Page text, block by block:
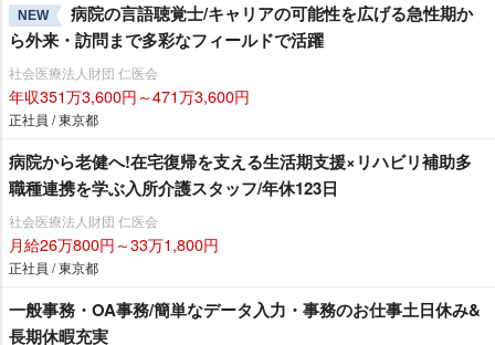
NEW
病院の言語聴覚士/キャリアの可能性を広げる急性期か
ら外来・訪問まで多彩なフィールドで活躍
社会医療法人財団 仁医会
年収351万3,600円～471万3,600円
正社員 / 東京都
病院から老健へ!在宅復帰を支える生活期支援×リハビリ補助多
職種連携を学ぶ入所介護スタッフ/年休123日
社会医療法人財団 仁医会
月給26万800円～33万1,800円
正社員 / 東京都
一般事務・OA事務/簡単なデータ入力・事務のお仕事土日休み&
長期休暇充実